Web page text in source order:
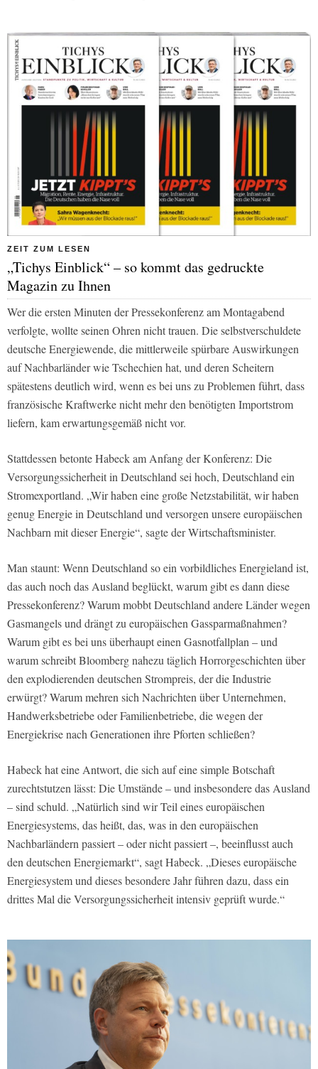
ZEIT ZUM LESEN
„Tichys Einblick“ – so kommt das gedruckte
Magazin zu Ihnen
Wer die ersten Minuten der Pressekonferenz am Montagabend
verfolgte, wollte seinen Ohren nicht trauen. Die selbstverschuldete
deutsche Energiewende, die mittlerweile spürbare Auswirkungen
auf Nachbarländer wie Tschechien hat, und deren Scheitern
spätestens deutlich wird, wenn es bei uns zu Problemen führt, dass
französische Kraftwerke nicht mehr den benötigten Importstrom
liefern, kam erwartungsgemäß nicht vor.
Stattdessen betonte Habeck am Anfang der Konferenz: Die
Versorgungssicherheit in Deutschland sei hoch, Deutschland ein
Stromexportland. „Wir haben eine große Netzstabilität, wir haben
genug Energie in Deutschland und versorgen unsere europäischen
Nachbarn mit dieser Energie“, sagte der Wirtschaftsminister.
Man staunt: Wenn Deutschland so ein vorbildliches Energieland ist,
das auch noch das Ausland beglückt, warum gibt es dann diese
Pressekonferenz? Warum mobbt Deutschland andere Länder wegen
Gasmangels und drängt zu europäischen Gassparmaßnahmen?
Warum gibt es bei uns überhaupt einen Gasnotfallplan – und
warum schreibt Bloomberg nahezu täglich Horrorgeschichten über
den explodierenden deutschen Strompreis, der die Industrie
erwürgt? Warum mehren sich Nachrichten über Unternehmen,
Handwerksbetriebe oder Familienbetriebe, die wegen der
Energiekrise nach Generationen ihre Pforten schließen?
Habeck hat eine Antwort, die sich auf eine simple Botschaft
zurechtstutzen lässt: Die Umstände – und insbesondere das Ausland
– sind schuld. „Natürlich sind wir Teil eines europäischen
Energiesystems, das heißt, das, was in den europäischen
Nachbarländern passiert – oder nicht passiert –, beeinflusst auch
den deutschen Energiemarkt“, sagt Habeck. „Dieses europäische
Energiesystem und dieses besondere Jahr führen dazu, dass ein
drittes Mal die Versorgungssicherheit intensiv geprüft wurde.“